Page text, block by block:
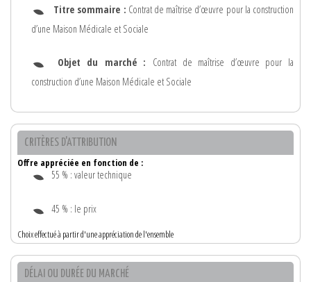
Titre sommaire : Contrat de maîtrise d’œuvre pour la construction
d’une Maison Médicale et Sociale
Objet du marché : Contrat de maîtrise d’œuvre pour la
construction d’une Maison Médicale et Sociale
CRITÈRES D'ATTRIBUTION
Offre appréciée en fonction de :
55 % : valeur technique
45 % : le prix
Choix effectué à partir d'une appréciation de l'ensemble
DÉLAI OU DURÉE DU MARCHÉ